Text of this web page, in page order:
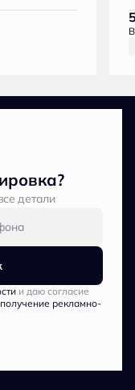
детали
и даю согласие
получение рекламно-